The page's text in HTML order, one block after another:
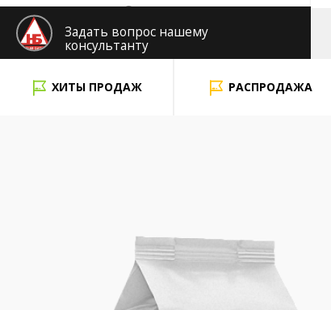
Смоленск
Задать вопрос нашему
консультанту
ХИТЫ ПРОДАЖ
РАСПРОДАЖА